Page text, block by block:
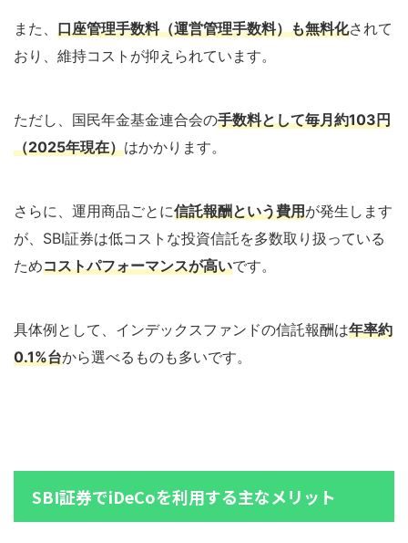
また、 口座管理手数料（運営管理手数料）も無料化されて
おり、維持コストが抑えられています。
ただし、国民年金基金連合会の手数料として毎月約103円
（2025年現在）はかかります。
さらに、運用商品ごとに信託報酬という費用が発生します
が、SBI証券は低コストな投資信託を多数取り扱っている
ためコストパフォーマンスが高いです。
具体例として、インデックスファンドの信託報酬は年率約
0.1%台から選べるものも多いです。
SBI証券でiDeCoを利用する主なメリット